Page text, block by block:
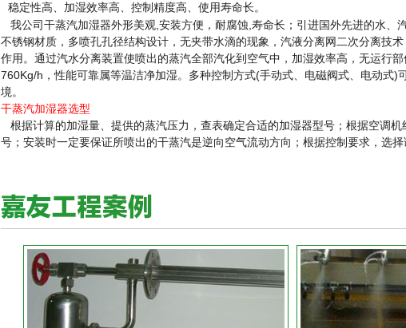
稳定性高、加湿效率高、控制精度高、使用寿命长。
我公司干蒸汽加湿器外形美观,安装方便，耐腐蚀,寿命长；引进国外先进的水、
不锈钢材质，多喷孔孔径结构设计，无夹带水滴的现象，汽液分离网二次分离技
作用。通过汽水分离装置使喷出的蒸汽全部汽化到空气中，加湿效率高，无运行
760Kg/h，性能可靠属等温洁净加湿。多种控制方式(手动式、电磁阀式、电动式)
境。
干蒸汽加湿器选型
根据计算的加湿量、提供的蒸汽压力，查表确定合适的加湿器型号；根据空调
号；安装时一定要保证所喷出的干蒸汽是逆向空气流动方向；根据控制要求，选择